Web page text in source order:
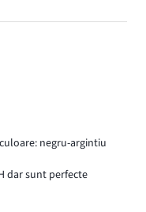
culoare: negru-argintiu
dar sunt perfecte